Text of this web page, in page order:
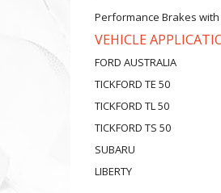
Performance Brakes
VEHICLE
FORD AUSTRALIA
TICKFORD TE 50
TICKFORD TL 50
TICKFORD TS 50
SUBARU
LIBERTY